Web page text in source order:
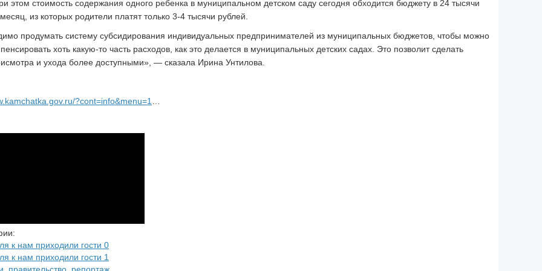
этом стоимость содержания одного ребенка в муниципальном детском саду сегодня обходится бюджету в 24 тысячи
из которых родители платят только 3-4 тысячи рублей.
продумать систему субсидирования индивидуальных предпринимателей из муниципальных бюджетов, чтобы можно
хоть какую-то часть расходов, как это делается в муниципальных детских садах. Это позволит сделать
и ухода более доступными», — сказала Ирина Унтилова.
?cont=info&menu=1